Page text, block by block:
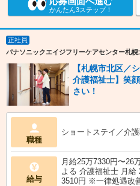
かんたん3ステップ！
正社員
パナソニックエイジフリーケアセンター札幌
【札幌市北区／
介護福祉士】笑
さい！
職種
ショートステイ／介
給与
月給25万7330円〜26
よる 介護福祉士 月給
3510円 ※一律処遇改